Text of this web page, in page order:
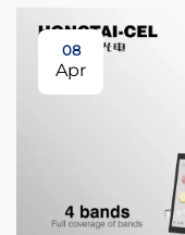
08
Apr